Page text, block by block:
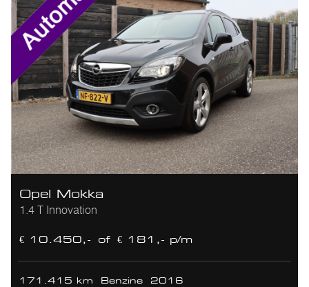
Opel Mokka
1.4 T Innovation
€ 10.450,- of € 181,- p/m
171.415 km Benzine 2016